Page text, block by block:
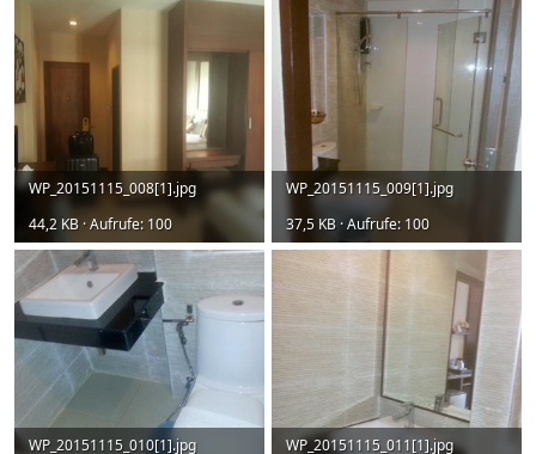
WP_20151115_008[1].jpg
44,2 KB · Aufrufe: 100
WP_20151115_009[1].jpg
37,5 KB · Aufrufe: 100
WP_20151115_010[1].jpg
WP_20151115_011[1].jpg